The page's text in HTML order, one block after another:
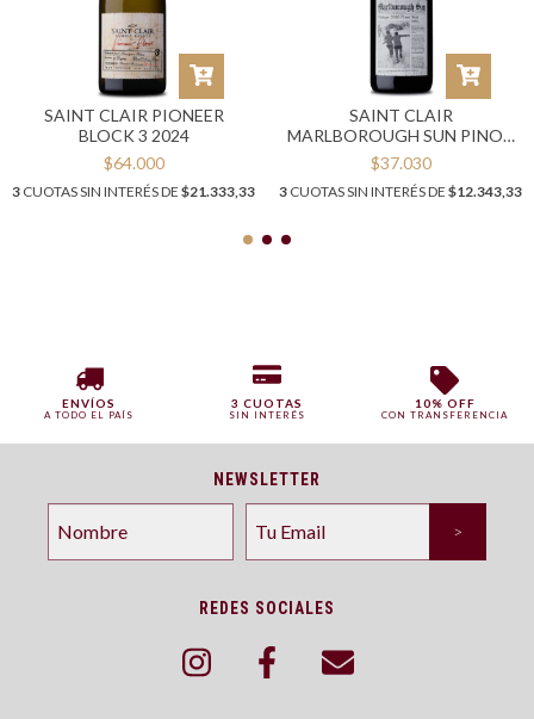
SAINT CLAIR PIONEER
BLOCK 3 2024
$64.000
3 CUOTAS SIN INTERÉS DE $21.333,33
SAINT CLAIR
MARLBOROUGH SUN PINOT
NOIR 2024
$37.030
3 CUOTAS SIN INTERÉS DE $12.343,33
ENVÍOS
A TODO EL PAÍS
3 CUOTAS
SIN INTERÉS
10% OFF
CON TRANSFERENCIA
NEWSLETTER
REDES SOCIALES